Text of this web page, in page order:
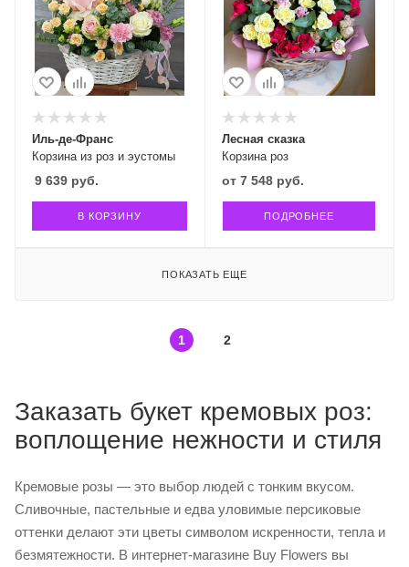
Корзина из роз и эустомы
Иль-де-Франс
9 639 руб.
В КОРЗИНУ
Корзина роз
Лесная сказка
от 7 548 руб.
ПОДРОБНЕЕ
ПОКАЗАТЬ ЕЩЕ
1 2
Заказать букет кремовых роз:
воплощение нежности и стиля
Кремовые розы — это выбор людей с тонким вкусом.
Сливочные, пастельные и едва уловимые персиковые
оттенки делают эти цветы символом искренности, тепла и
безмятежности. В интернет-магазине Buy Flowers вы